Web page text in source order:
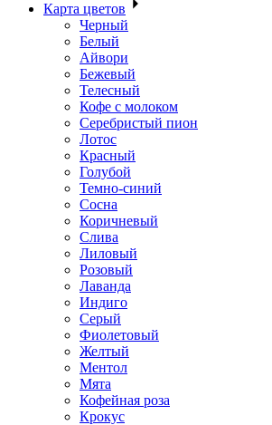
Карта цветов
Черный
Белый
Айвори
Бежевый
Телесный
Кофе с молоком
Серебристый пион
Лотос
Красный
Голубой
Темно-синий
Сосна
Коричневый
Слива
Лиловый
Розовый
Лаванда
Индиго
Серый
Фиолетовый
Желтый
Ментол
Мята
Кофейная роза
Крокус